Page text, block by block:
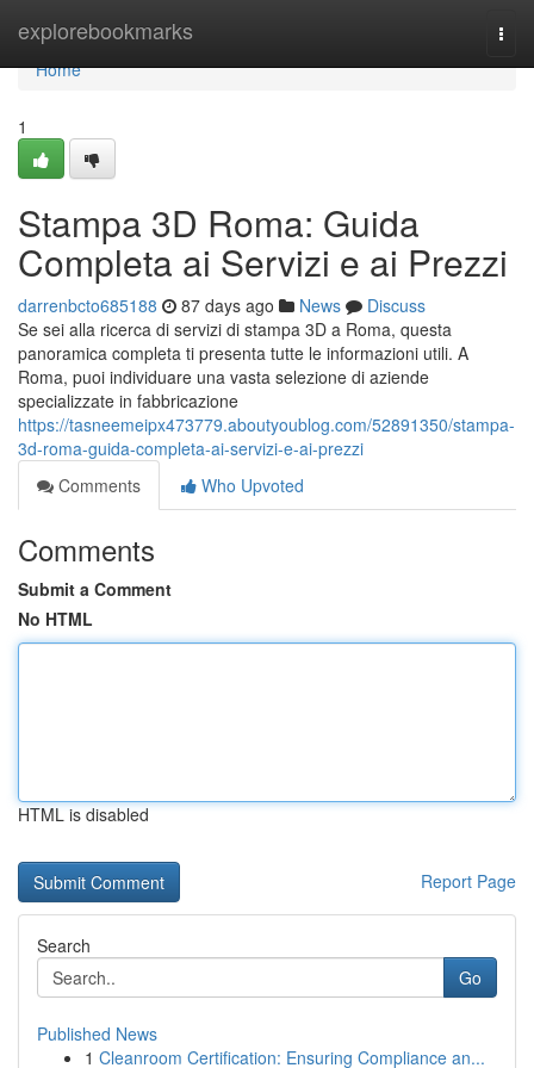
explorebookmarks
Home
Home
1
Stampa 3D Roma: Guida
Completa ai Servizi e ai Prezzi
darrenbcto685188 87 days ago News
Discuss
Se sei alla ricerca di servizi di stampa 3D a Roma, questa
panoramica completa ti presenta tutte le informazioni utili. A
Roma, puoi individuare una vasta selezione di aziende
specializzate in fabbricazione
https://tasneemeipx473779.aboutyoublog.com/52891350/stampa-
3d-roma-guida-completa-ai-servizi-e-ai-prezzi
Comments
Who Upvoted
Comments
Submit a Comment
No HTML
HTML is disabled
Report Page
Search
Go
Published News
1 Cleanroom Certification: Ensuring Compliance an...